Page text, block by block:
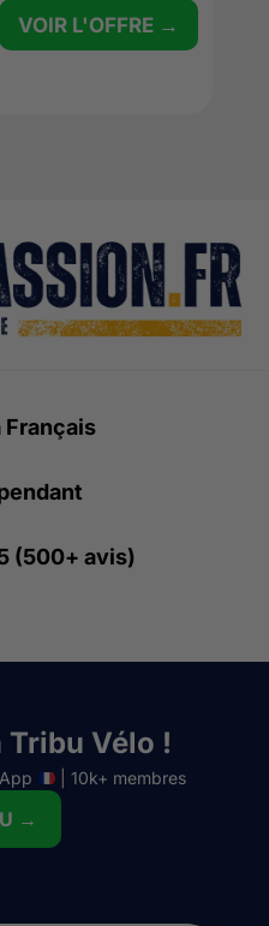
VOIR L'OFFRE →
Français
(500+ avis)
Tribu Vélo !
| 10k+ membres
→